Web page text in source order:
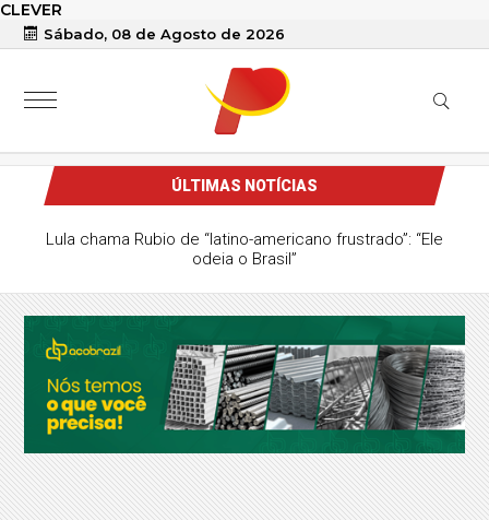
CLEVER
Sábado, 08 de Agosto de 2026
ÚLTIMAS NOTÍCIAS
Lula chama Rubio de “latino-americano frustrado”: “Ele
odeia o Brasil”